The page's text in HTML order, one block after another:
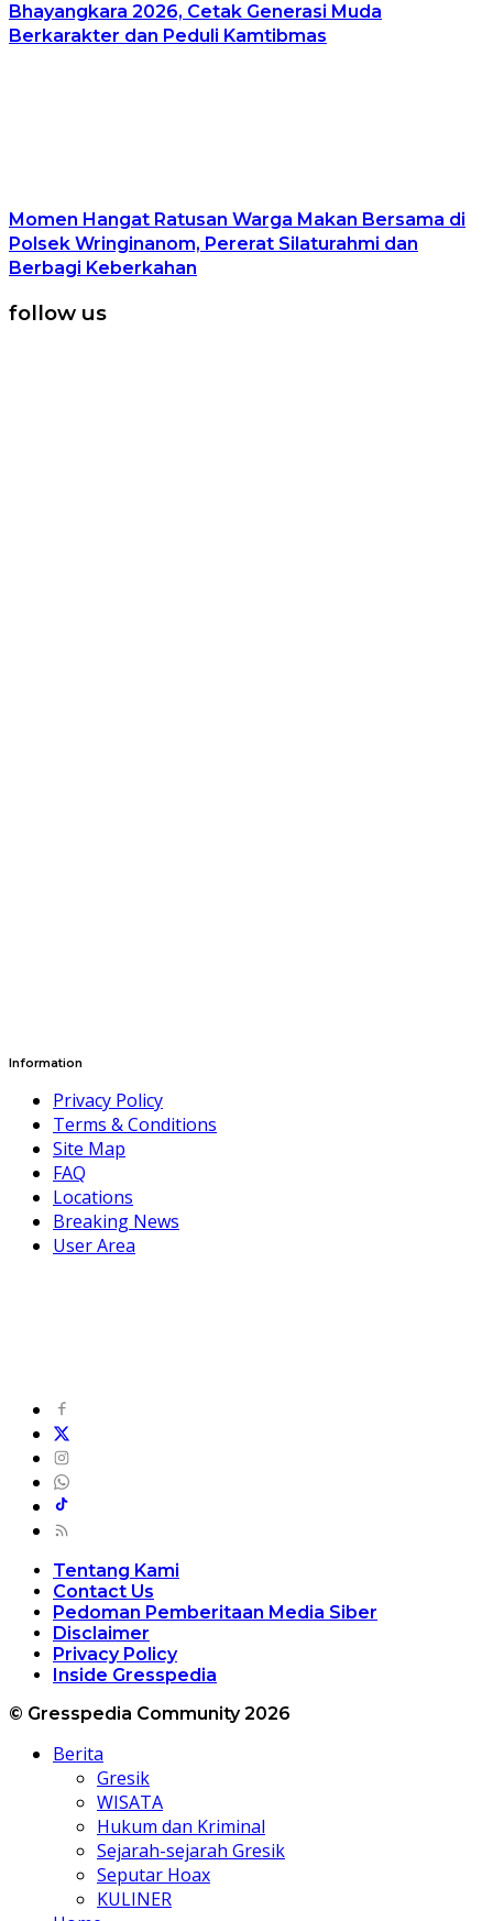
Bhayangkara 2026, Cetak Generasi Muda
Berkarakter dan Peduli Kamtibmas
Momen Hangat Ratusan Warga Makan Bersama di
Polsek Wringinanom, Pererat Silaturahmi dan
Berbagi Keberkahan
follow us
Information
Privacy Policy
Terms & Conditions
Site Map
FAQ
Locations
Breaking News
User Area
Tentang Kami
Contact Us
Pedoman Pemberitaan Media Siber
Disclaimer
Privacy Policy
Inside Gresspedia
© Gresspedia Community 2026
Berita
Gresik
WISATA
Hukum dan Kriminal
Sejarah-sejarah Gresik
Seputar Hoax
KULINER